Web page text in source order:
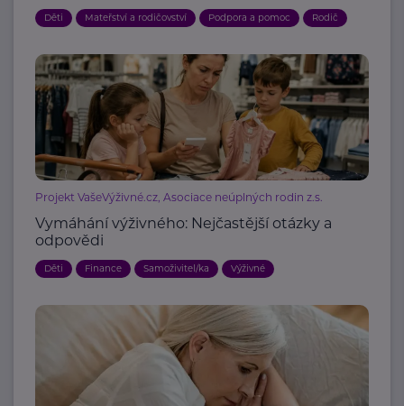
Děti Mateřství a rodičovství Podpora a pomoc Rodič
Projekt VašeVýživné.cz, Asociace neúplných rodin z.s.
Vymáhání výživného: Nejčastější otázky a
odpovědi
Děti Finance Samoživitel/ka Výživné